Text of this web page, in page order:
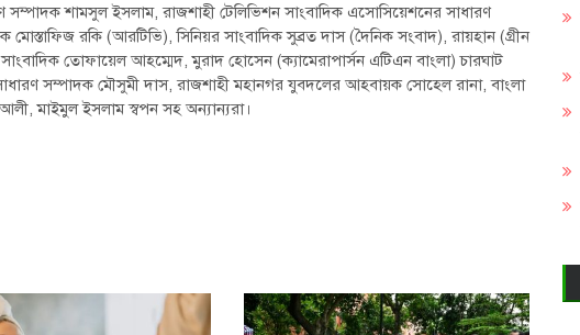
সম্পাদক শামসুল ইসলাম, রাজশাহী টেলিভিশন সাংবাদিক এসোসিয়েশনের সাধারণ
মোস্তাফিজ রকি (আরটিভি), সিনিয়র সাংবাদিক সুব্রত দাস (দৈনিক সংবাদ), রায়হান (গ্রীন
তোফায়েল আহম্মেদ, মুরাদ হোসেন (ক্যামেরাপার্সন এটিএন বাংলা) চারঘাট
সম্পাদক মৌসুমী দাস, রাজশাহী মহানগর যুবদলের আহবায়ক সোহেল রানা, বাংলা
মাইমুল ইসলাম স্বপন সহ অন্যান্যরা।